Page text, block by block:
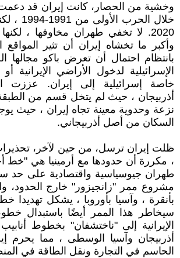
وخشية من الحصار، كانت إيران قد دعمت
خلال
2020. لا تخفي طهران مخاوفها ،
وأكبر ما تخشاه إيران أن تثير المواقع
بانتظام احتمال أن تعرض باكو مجالها
الإسرائيلية لدخول الأراضي الإيرانية
خاصة إسرائيلية إلى إيران. عززت
أذربيجان ، حيث لم يتخل قسم من
نزعة وحدوية معينة تجاه إيران ، حيث
السكان من أصل أذربيجاني.
ظلت إيران ترسل، من حين لآخر،
، مكررة أن حدودها مع أرمينيا هي "خط
طهران جيوسياسية واقتصادية على حد
مشروع ممر "زانجيزور" خارج الحدود،
بأنقرة ، وآسيا بأوروبا ، يشكل تهديدا
سيخاطر هذا الممر أيضًا باستبدال
الإيرانية إلى "ناختشفان" بخطوط
أذربيجان وآسيا الوسطى ، مما يحرم
الحاسم في التجارة ونقل الطاقة في